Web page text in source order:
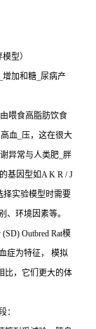
型）
加和糖_尿病产
喂食高脂肪饮食
血_压，这在很大
异常与人类肥_胖
基因型如A K R / J
择实验模型时需要
、环境因素等。
Outbred Rat模
症为特征， 模拟
比，它们更大的体
：